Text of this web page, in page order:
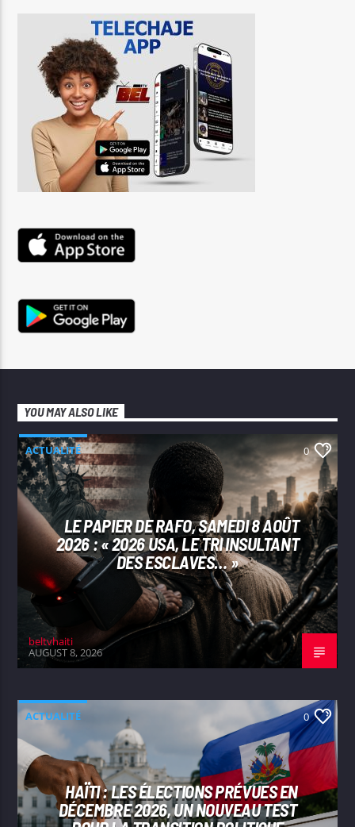
YOU MAY ALSO LIKE
ACTUALITÉ 0
LE PAPIER DE RAFO, SAMEDI 8 AOÛT
2026 : « 2026 USA, LE TRI INSULTANT
DES ESCLAVES… »
beltvhaiti
AUGUST 8, 2026
ACTUALITÉ 0
HAÏTI : LES ÉLECTIONS PRÉVUES EN
DÉCEMBRE 2026, UN NOUVEAU TEST